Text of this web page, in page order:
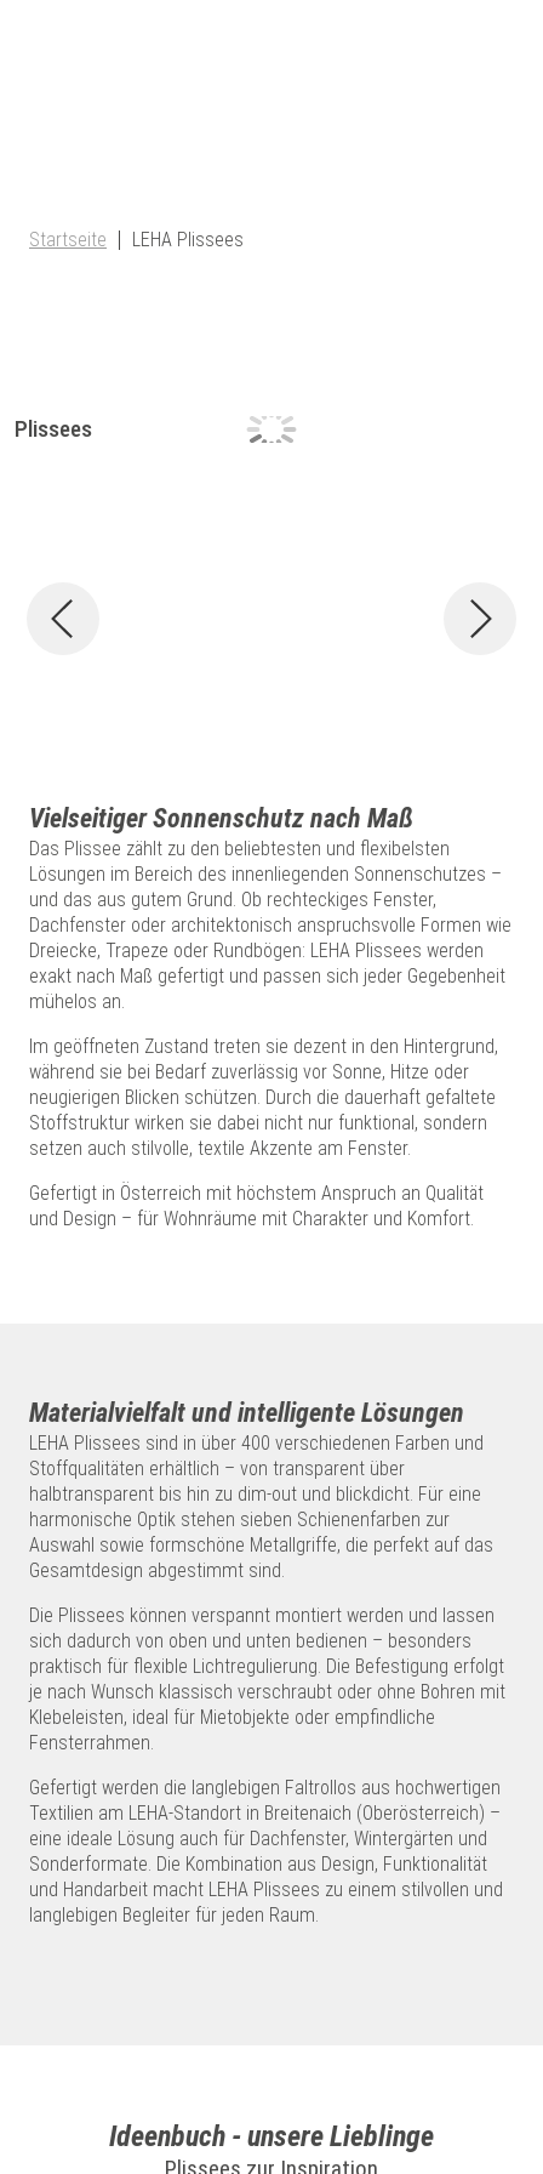
Startseite LEHA Plissees
Vielseitiger Sonnenschutz nach Maß
Das Plissee zählt zu den beliebtesten und flexibelsten
Lösungen im Bereich des innenliegenden Sonnenschutzes –
und das aus gutem Grund. Ob rechteckiges Fenster,
Dachfenster oder architektonisch anspruchsvolle Formen wie
Dreiecke, Trapeze oder Rundbögen: LEHA Plissees werden
exakt nach Maß gefertigt und passen sich jeder Gegebenheit
mühelos an.
Im geöffneten Zustand treten sie dezent in den Hintergrund,
während sie bei Bedarf zuverlässig vor Sonne, Hitze oder
neugierigen Blicken schützen. Durch die dauerhaft gefaltete
Stoffstruktur wirken sie dabei nicht nur funktional, sondern
setzen auch stilvolle, textile Akzente am Fenster.
Gefertigt in Österreich mit höchstem Anspruch an Qualität
und Design – für Wohnräume mit Charakter und Komfort.
Plissees
Materialvielfalt und intelligente Lösungen
LEHA Plissees sind in über 400 verschiedenen Farben und
Stoffqualitäten erhältlich – von transparent über
halbtransparent bis hin zu dim-out und blickdicht. Für eine
harmonische Optik stehen sieben Schienenfarben zur
Auswahl sowie formschöne Metallgriffe, die perfekt auf das
Gesamtdesign abgestimmt sind.
Die Plissees können verspannt montiert werden und lassen
sich dadurch von oben und unten bedienen – besonders
praktisch für flexible Lichtregulierung. Die Befestigung erfolgt
je nach Wunsch klassisch verschraubt oder ohne Bohren mit
Klebeleisten, ideal für Mietobjekte oder empfindliche
Fensterrahmen.
Gefertigt werden die langlebigen Faltrollos aus hochwertigen
Textilien am LEHA-Standort in Breitenaich (Oberösterreich) –
eine ideale Lösung auch für Dachfenster, Wintergärten und
Sonderformate. Die Kombination aus Design, Funktionalität
und Handarbeit macht LEHA Plissees zu einem stilvollen und
langlebigen Begleiter für jeden Raum.
Ideenbuch - unsere Lieblinge